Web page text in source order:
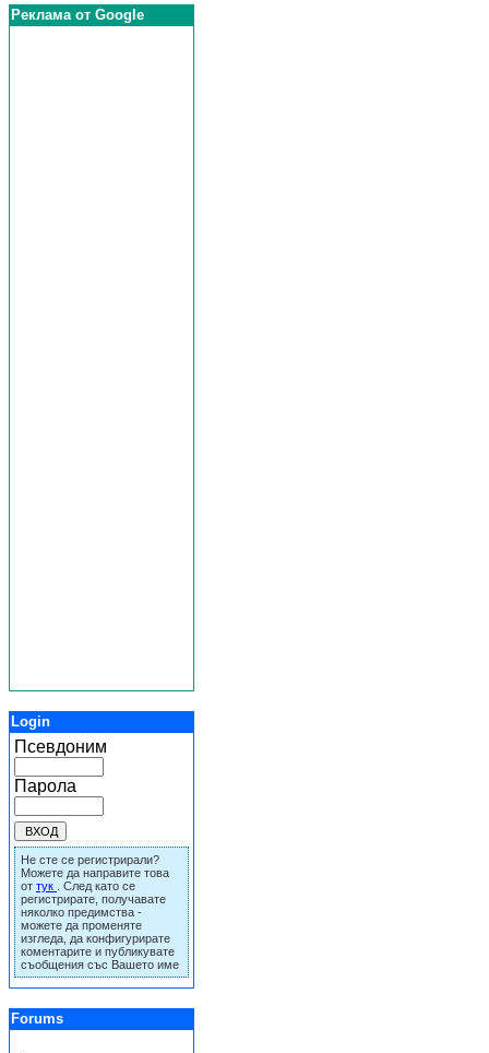
Реклама от Google
Login
Псевдоним
Парола
Не сте се регистрирали?
Можете да направите това
от тук
. След като се
регистрирате, получавате
няколко предимства -
можете да променяте
изгледа, да конфигурирате
коментарите и публикувате
съобщения със Вашето име
Forums